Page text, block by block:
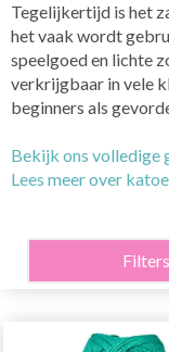
Tegelijkertijd is het
het vaak wordt
speelgoed en lichte
verkrijgbaar in vele
beginners als
Bekijk ons volledige
Lees meer over
Filters